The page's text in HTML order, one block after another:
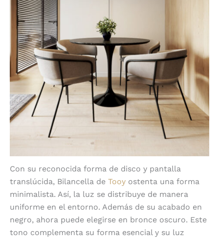
Con su reconocida forma de disco y pantalla
translúcida, Bilancella de Tooy ostenta una forma
minimalista. Así, la luz se distribuye de manera
uniforme en el entorno. Además de su acabado en
negro, ahora puede elegirse en bronce oscuro. Este
tono complementa su forma esencial y su luz